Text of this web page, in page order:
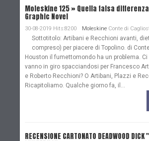
Moleskine 125 » Quella falsa
Graphic Novel
30-08-2019 Hits:8200 Moleskine Conte di
Sottotitolo: Artibani e Recchioni avanti,
compreso) per piacere di Topolino. di
Houston il fumettomondo ha un problema.
vanno in giro spacciandosi per Francesco
e Roberto Recchioni? O Artibani, Plazzi e
Ricapitoliamo. Qualche giorno fa, il...
RECENSIONE CARTONATO DEADWOOD DICK